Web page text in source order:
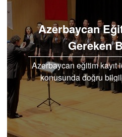
Azerbaycan
Gereken
Azerbaycan eğitim
konusunda doğru
önemlidir. Bu konuda